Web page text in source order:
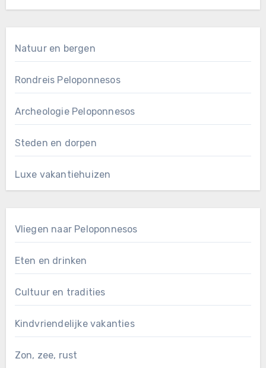
Natuur en bergen
Rondreis Peloponnesos
Archeologie Peloponnesos
Steden en dorpen
Luxe vakantiehuizen
Vliegen naar Peloponnesos
Eten en drinken
Cultuur en tradities
Kindvriendelijke vakanties
Zon, zee, rust